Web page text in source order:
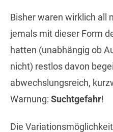
Bisher waren wirklich all
jemals mit dieser Form
hatten (unabhängig ob
nicht) restlos davon
abwechslungsreich,
Warnung: Suchtgefahr!
Die